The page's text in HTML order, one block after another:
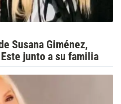
Susana Giménez,
junto a su familia